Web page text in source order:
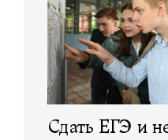
Сдать ЕГЭ и